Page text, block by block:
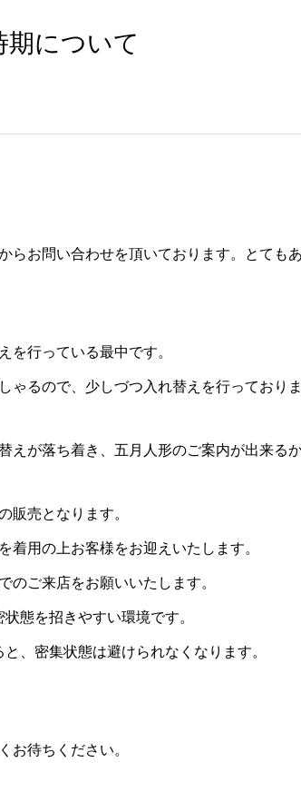
期について
らお問い合わせを頂いております。とても
を行っている最中です。
ゃるので、少しづつ入れ替えを行っており
えが落ち着き、五月人形のご案内が出来る
販売となります。
着用の上お客様をお迎えいたします。
のご来店をお願いいたします。
態を招きやすい環境です。
、密集状態は避けられなくなります。
お待ちください。